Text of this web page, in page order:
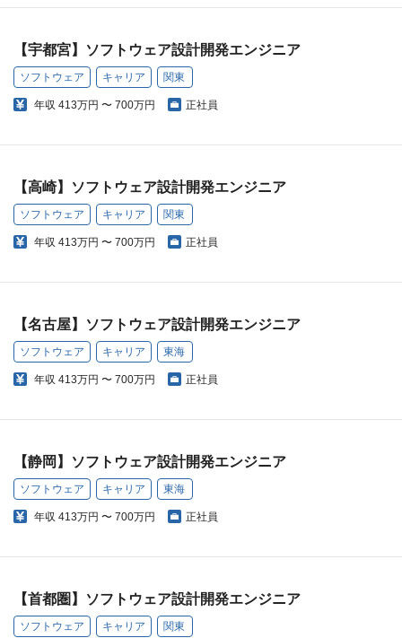
【宇都宮】ソフトウェア設計開発エンジニア
ソフトウェア キャリア 関東
年収 413万円 〜 700万円 正社員
【高崎】ソフトウェア設計開発エンジニア
ソフトウェア キャリア 関東
年収 413万円 〜 700万円 正社員
【名古屋】ソフトウェア設計開発エンジニア
ソフトウェア キャリア 東海
年収 413万円 〜 700万円 正社員
【静岡】ソフトウェア設計開発エンジニア
ソフトウェア キャリア 東海
年収 413万円 〜 700万円 正社員
【首都圏】ソフトウェア設計開発エンジニア
ソフトウェア キャリア 関東